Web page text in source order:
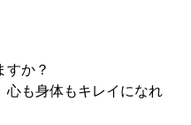
すか？
心も身体もキレイになれ